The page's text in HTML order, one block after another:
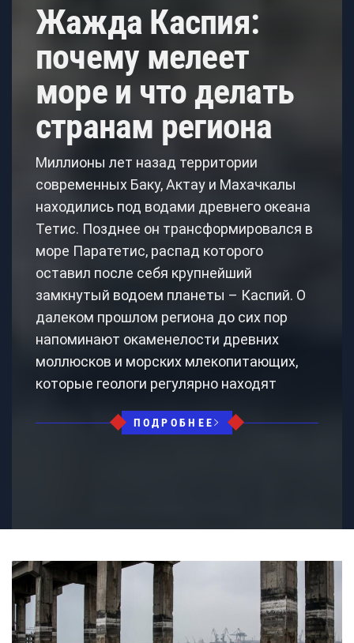
Жажда Каспия:
почему мелеет
море и что делать
странам региона
Миллионы лет назад территории
современных Баку, Актау и Махачкалы
находились под водами древнего океана
Тетис. Позднее он трансформировался в
море Паратетис, распад которого
оставил после себя крупнейший
замкнутый водоем планеты – Каспий. О
далеком прошлом региона до сих пор
напоминают окаменелости древних
моллюсков и морских млекопитающих,
которые геологи регулярно находят
ПОДРОБНЕЕ